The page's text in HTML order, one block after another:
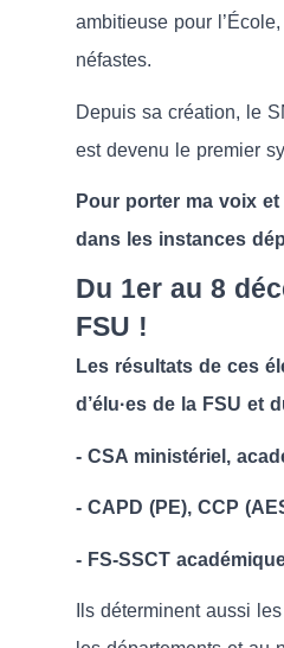
ambitieuse pour
néfastes.
Depuis sa création, le
est devenu le premier
Pour porter ma voix
dans les instances
Du 1er au 8
FSU !
Les résultats de ces
d’élu·es de la FSU et
- CSA ministériel,
- CAPD (PE), CCP
- FS-SSCT
Ils déterminent aussi